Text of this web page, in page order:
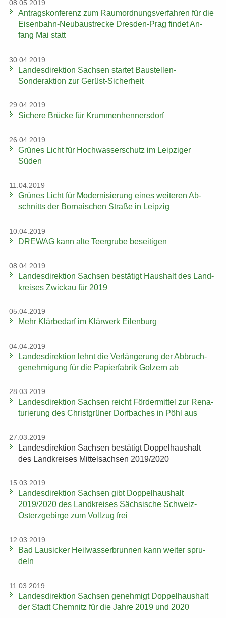
08.05.2019
An­trags­kon­fe­renz zum Raum­ord­nungs­ver­fah­ren für die
Eisenbahn-​Neubaustrecke Dresden-​Prag fin­det An­
fang Mai statt
30.04.2019
Lan­des­di­rek­ti­on Sach­sen star­tet Baustellen-​
Sonderaktion zur Gerüst-​Sicherheit
29.04.2019
Si­che­re Brü­cke für Krum­men­hen­ners­dorf
26.04.2019
Grü­nes Licht für Hoch­was­ser­schutz im Leip­zi­ger
Süden
11.04.2019
Grü­nes Licht für Mo­der­ni­sie­rung eines wei­te­ren Ab­
schnitts der Bor­na­i­schen Stra­ße in Leip­zig
10.04.2019
DRE­WAG kann alte Teergru­be be­sei­ti­gen
08.04.2019
Lan­des­di­rek­ti­on Sach­sen be­stä­tigt Haus­halt des Land­
krei­ses Zwi­ckau für 2019
05.04.2019
Mehr Klär­be­darf im Klär­werk Ei­len­burg
04.04.2019
Lan­des­di­rek­ti­on lehnt die Ver­län­ge­rung der Ab­bruch­
ge­neh­mi­gung für die Pa­pier­fa­brik Golz­ern ab
28.03.2019
Lan­des­di­rek­ti­on Sach­sen reicht För­der­mit­tel zur Re­na­
tu­rie­rung des Christ­grü­ner Dorf­ba­ches in Pöhl aus
27.03.2019
Lan­des­di­rek­ti­on Sach­sen be­stä­tigt Dop­pel­haus­halt
des Land­krei­ses Mit­tel­sach­sen 2019/2020
15.03.2019
Lan­des­di­rek­ti­on Sach­sen gibt Dop­pel­haus­halt
2019/2020 des Land­krei­ses Säch­si­sche Schweiz-​
Osterzgebirge zum Voll­zug frei
12.03.2019
Bad Lau­si­cker Heil­was­ser­brun­nen kann wei­ter spru­
deln
11.03.2019
Lan­des­di­rek­ti­on Sach­sen ge­neh­migt Dop­pel­haus­halt
der Stadt Chem­nitz für die Jahre 2019 und 2020